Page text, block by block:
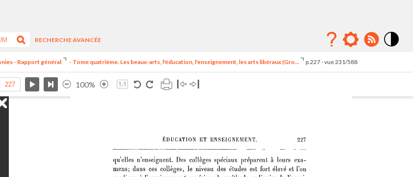
RECHERCHE AVANCÉE
- Rapport général - Tome quatrième. Les beaux-arts, l'éducation, l'enseignement, les arts libéraux (Gro... p.227 - vue 231/588
100%